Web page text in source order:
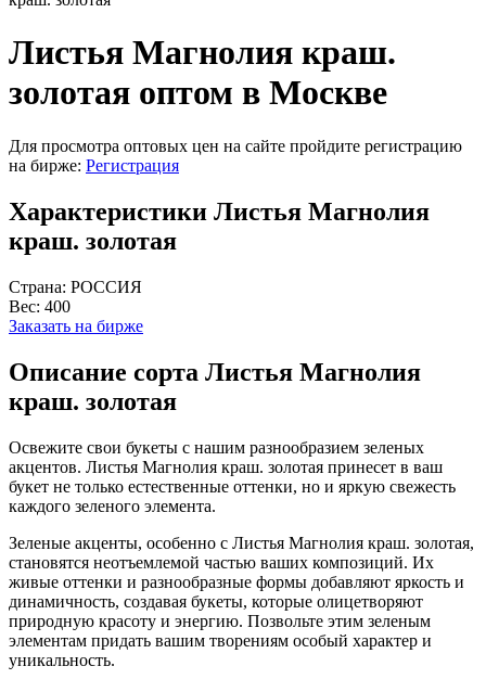
Листья Магнолия краш.
золотая оптом в Москве
Для просмотра оптовых цен на сайте пройдите регистрацию
на бирже: Регистрация
Характеристики Листья Магнолия
краш. золотая
Страна: РОССИЯ
Вес: 400
Заказать на бирже
Описание сорта Листья Магнолия
краш. золотая
Освежите свои букеты с нашим разнообразием зеленых
акцентов. Листья Магнолия краш. золотая принесет в ваш
букет не только естественные оттенки, но и яркую свежесть
каждого зеленого элемента.
Зеленые акценты, особенно с Листья Магнолия краш. золотая,
становятся неотъемлемой частью ваших композиций. Их
живые оттенки и разнообразные формы добавляют яркость и
динамичность, создавая букеты, которые олицетворяют
природную красоту и энергию. Позвольте этим зеленым
элементам придать вашим творениям особый характер и
уникальность.